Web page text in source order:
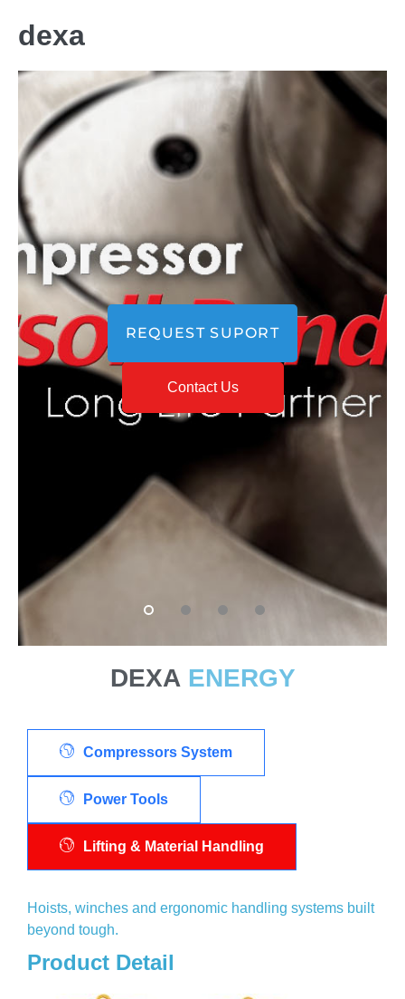
dexa
REQUEST SUPORT
Contact Us
DEXA ENERGY
Compressors System
Power Tools
Lifting & Material Handling
Hoists, winches and ergonomic handling systems built
beyond tough.
Product Detail